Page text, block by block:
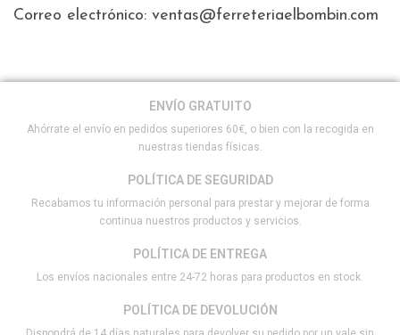
Correo electrónico: ventas@ferreteriaelbombin.com
ENVÍO GRATUITO
Ahórrate el envío en pedidos superiores 60€, o bien con la recogida en
nuestras tiendas físicas.
POLÍTICA DE SEGURIDAD
Recabamos tu información personal para prestar y mejorar de forma
continua nuestros productos y servicios.
POLÍTICA DE ENTREGA
Los envíos nacionales entre 24-72 horas para productos en stock.
POLÍTICA DE DEVOLUCIÓN